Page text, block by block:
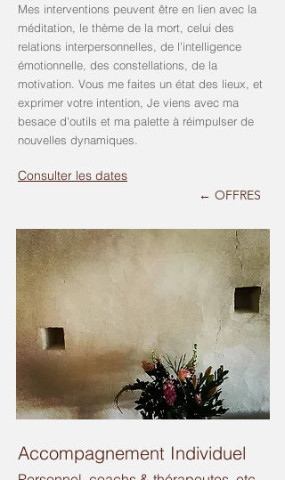
Mes interventions peuvent être en lien avec la
méditation, le thème de la mort, celui des
relations interpersonnelles, de l'intelligence
émotionnelle, des constellations, de la
motivation. Vous me faites un état des lieux, et
exprimer votre intention, Je viens avec ma
besace d'outils et ma palette à réimpulser de
nouvelles dynamiques.
Consulter les dates
← OFFRES
Accompagnement Individuel